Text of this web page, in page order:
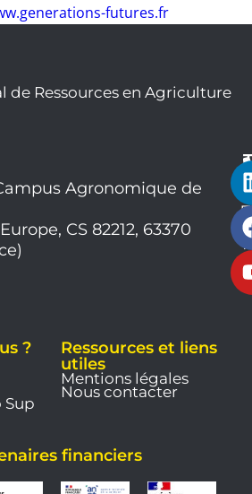
futures.fr
de Ressources en Agriculture
Agronomique de
CS 82212, 63370
?
Sup
Ressources et liens
utiles
Mentions légales
Nous contacter
financiers